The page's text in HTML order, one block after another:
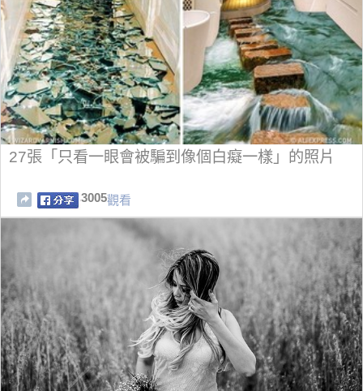
27張「只看一眼會被騙到像個白癡一樣」的照片
3005觀看